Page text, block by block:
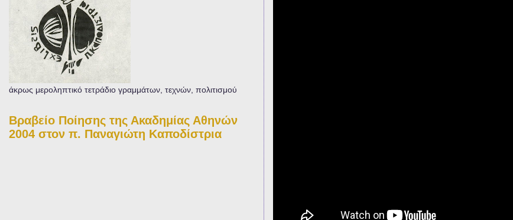
άκρως μεροληπτικό τετράδιο γραμμάτων, τεχνών, πολιτισμού
Βραβείο Ποίησης της Ακαδημίας Αθηνών
2004 στον π. Παναγιώτη Καποδίστρια